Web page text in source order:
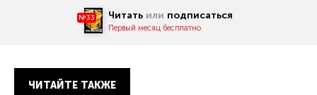
№33 Читать или подписаться
Первый месяц бесплатно
ЧИТАЙТЕ ТАКЖЕ